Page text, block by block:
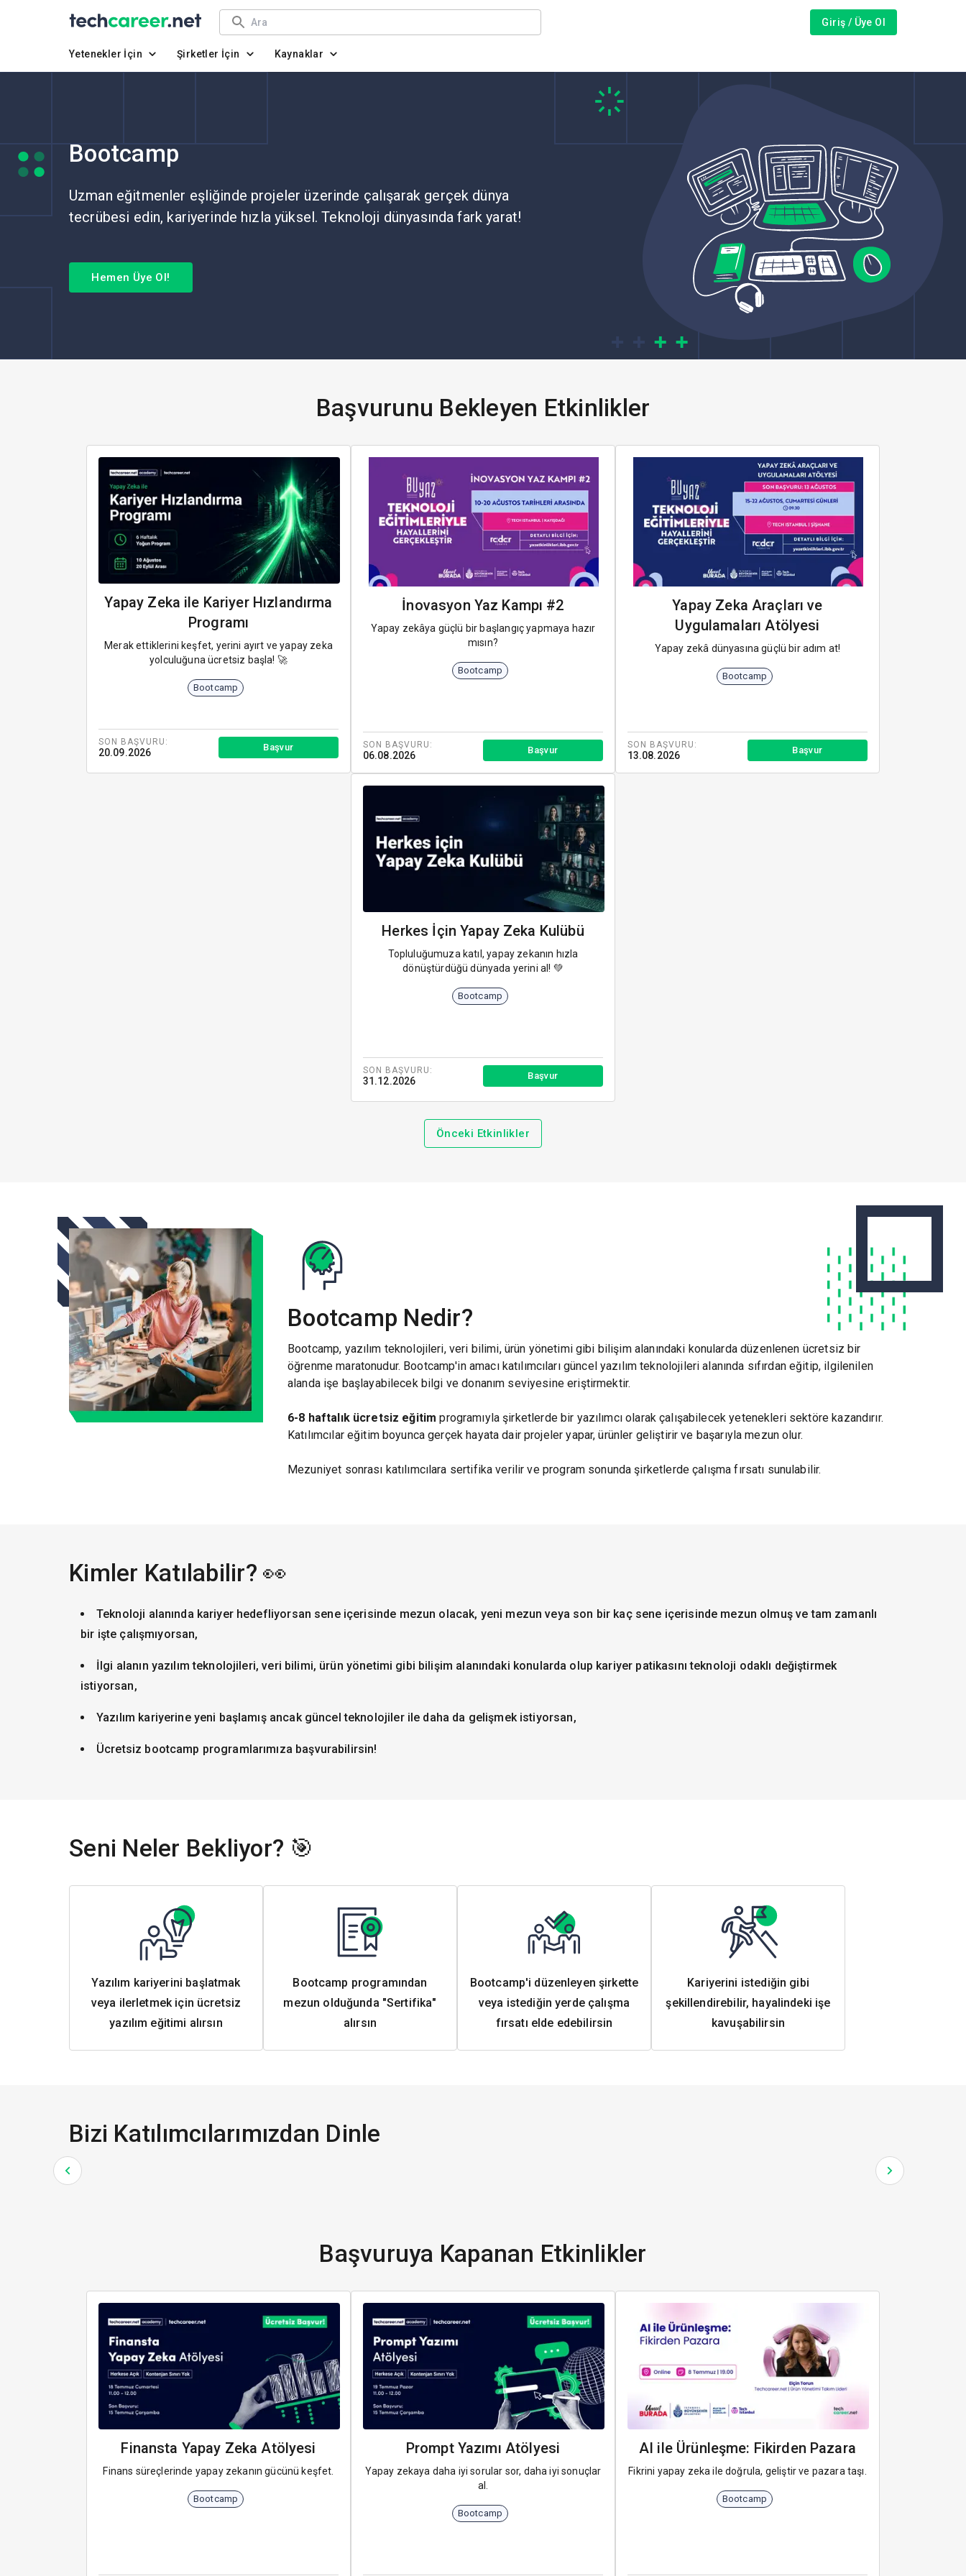
Giriş / Üye Ol
Yetenekler İçin Şirketler İçin Kaynaklar
Bootcamp
Uzman eğitmenler eşliğinde projeler üzerinde çalışarak gerçek dünya
tecrübesi edin, kariyerinde hızla yüksel. Teknoloji dünyasında fark yarat!
Hemen Üye Ol!
Başvurunu Bekleyen Etkinlikler
Yapay Zeka ile Kariyer Hızlandırma
Programı
Merak ettiklerini keşfet, yerini ayırt ve yapay zeka
yolculuğuna ücretsiz başla! 🚀
Bootcamp
SON BAŞVURU:
20.09.2026 Başvur
İnovasyon Yaz Kampı #2
Yapay zekâya güçlü bir başlangıç yapmaya hazır
mısın?
Bootcamp
SON BAŞVURU:
06.08.2026 Başvur
Yapay Zeka Araçları ve
Uygulamaları Atölyesi
Yapay zekâ dünyasına güçlü bir adım at!
Bootcamp
SON BAŞVURU:
13.08.2026 Başvur
Herkes İçin Yapay Zeka Kulübü
Topluluğumuza katıl, yapay zekanın hızla
dönüştürdüğü dünyada yerini al! 💚
Bootcamp
SON BAŞVURU:
31.12.2026 Başvur
Önceki Etkinlikler
Bootcamp Nedir?
Bootcamp, yazılım teknolojileri, veri bilimi, ürün yönetimi gibi bilişim alanındaki konularda düzenlenen ücretsiz bir
öğrenme maratonudur. Bootcamp'in amacı katılımcıları güncel yazılım teknolojileri alanında sıfırdan eğitip, ilgilenilen
alanda işe başlayabilecek bilgi ve donanım seviyesine eriştirmektir.
6-8 haftalık ücretsiz eğitim programıyla şirketlerde bir yazılımcı olarak çalışabilecek yetenekleri sektöre kazandırır.
Katılımcılar eğitim boyunca gerçek hayata dair projeler yapar, ürünler geliştirir ve başarıyla mezun olur.
Mezuniyet sonrası katılımcılara sertifika verilir ve program sonunda şirketlerde çalışma fırsatı sunulabilir.
Kimler Katılabilir? 👀
Teknoloji alanında kariyer hedefliyorsan sene içerisinde mezun olacak, yeni mezun veya son bir kaç sene içerisinde mezun olmuş ve tam zamanlı
bir işte çalışmıyorsan,
İlgi alanın yazılım teknolojileri, veri bilimi, ürün yönetimi gibi bilişim alanındaki konularda olup kariyer patikasını teknoloji odaklı değiştirmek
istiyorsan,
Yazılım kariyerine yeni başlamış ancak güncel teknolojiler ile daha da gelişmek istiyorsan,
Ücretsiz bootcamp programlarımıza başvurabilirsin!
Seni Neler Bekliyor? 🎯
Yazılım kariyerini başlatmak
veya ilerletmek için ücretsiz
yazılım eğitimi alırsın
Bootcamp programından
mezun olduğunda "Sertifika"
alırsın
Bootcamp'i düzenleyen şirkette
veya istediğin yerde çalışma
fırsatı elde edebilirsin
Kariyerini istediğin gibi
şekillendirebilir, hayalindeki işe
kavuşabilirsin
Bizi Katılımcılarımızdan Dinle
Başvuruya Kapanan Etkinlikler
Finansta Yapay Zeka Atölyesi
Finans süreçlerinde yapay zekanın gücünü keşfet.
Bootcamp
Prompt Yazımı Atölyesi
Yapay zekaya daha iyi sorular sor, daha iyi sonuçlar
al.
Bootcamp
AI ile Ürünleşme: Fikirden Pazara
Fikrini yapay zeka ile doğrula, geliştir ve pazara taşı.
Bootcamp